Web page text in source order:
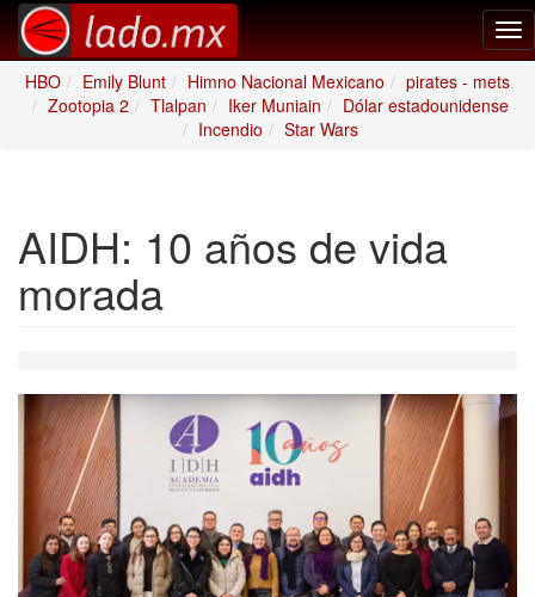
HBO
Emily Blunt Himno Nacional Mexicano
pirates - mets
Zootopia 2
Tlalpan Iker Muniain
Dólar estadounidense
Incendio
Star Wars
AIDH: 10 años de vida
morada